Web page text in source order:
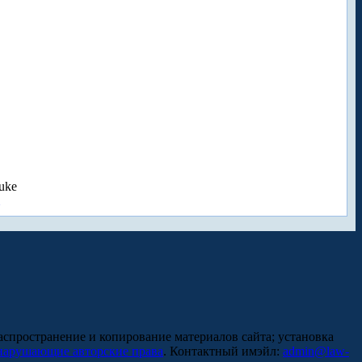
и копирование материалов сайта; установка
авторские права. Контактный имэйл: admin@law-